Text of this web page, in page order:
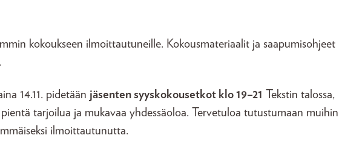
kokoukseen ilmoittautuneille. Kokousmateriaalit ja saapumisohjeet
14.11. pidetään jäsenten syyskokousetkot klo 19–21 Tekstin talossa,
tarjoilua ja mukavaa yhdessäoloa. Tervetuloa tutustumaan muihin
ilmoittautunutta.